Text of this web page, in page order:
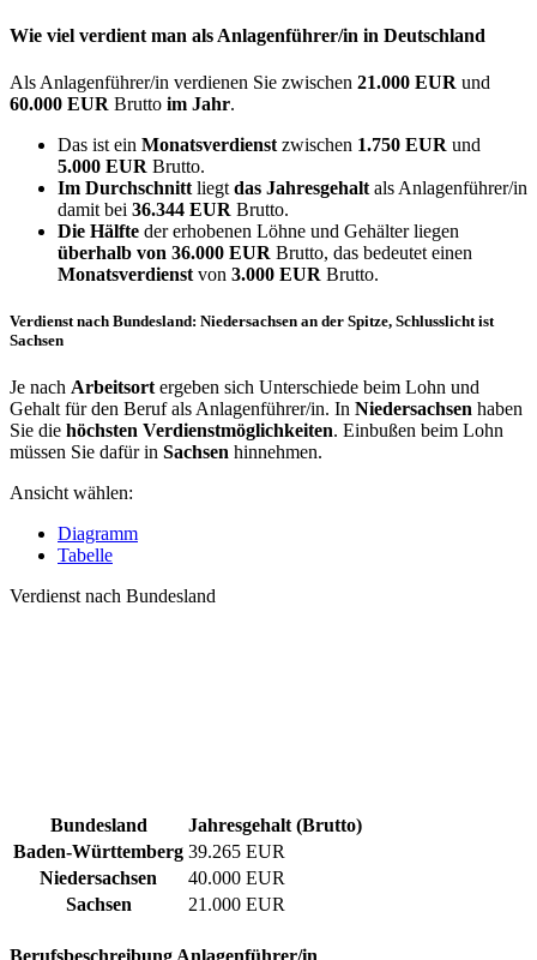
Wie viel verdient man als Anlagenführer/in in Deutschland
Als Anlagenführer/in verdienen Sie zwischen 21.000 EUR und
60.000 EUR Brutto im Jahr.
Das ist ein Monatsverdienst zwischen 1.750 EUR und
5.000 EUR Brutto.
Im Durchschnitt liegt das Jahresgehalt als Anlagenführer/in
damit bei 36.344 EUR Brutto.
Die Hälfte der erhobenen Löhne und Gehälter liegen
überhalb von 36.000 EUR Brutto, das bedeutet einen
Monatsverdienst von 3.000 EUR Brutto.
Verdienst nach Bundesland: Niedersachsen an der Spitze, Schlusslicht ist
Sachsen
Je nach Arbeitsort ergeben sich Unterschiede beim Lohn und
Gehalt für den Beruf als Anlagenführer/in. In Niedersachsen haben
Sie die höchsten Verdienstmöglichkeiten. Einbußen beim Lohn
müssen Sie dafür in Sachsen hinnehmen.
Ansicht wählen:
Diagramm
Tabelle
Verdienst nach Bundesland
Bundesland
Jahresgehalt (Brutto)
Baden-Württemberg 39.265 EUR
Niedersachsen
40.000 EUR
Sachsen
21.000 EUR
Berufsbeschreibung Anlagenführer/in